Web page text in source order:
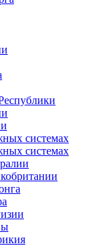
системах
системах